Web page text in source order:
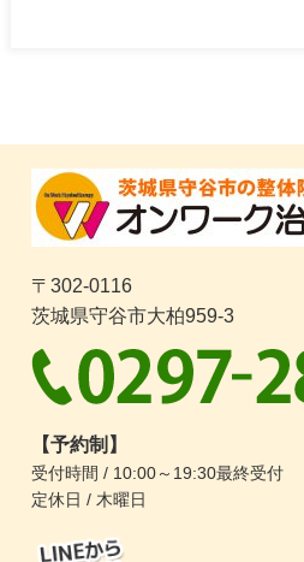
〒302-0116
茨城県守谷市大柏959-3
【予約制】
受付時間 / 10:00～19:30最終受付
定休日 / 木曜日